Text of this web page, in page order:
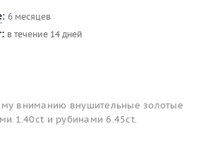
: 6 месяцев
в течение 14 дней
вниманию внушительные золотые
1.40ct и рубинами 6.45ct.